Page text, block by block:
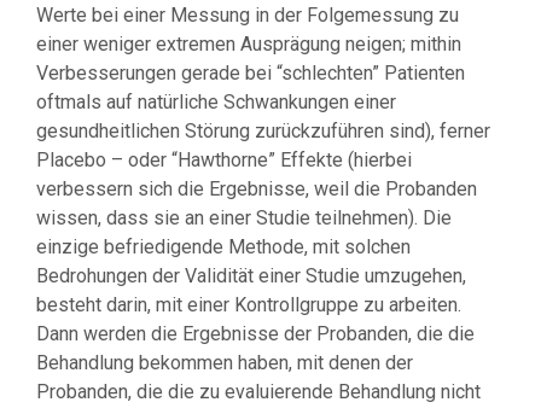
Werte bei einer Messung in der Folgemessung zu
einer weniger extremen Ausprägung neigen; mithin
Verbesserungen gerade bei “schlechten” Patienten
oftmals auf natürliche Schwankungen einer
gesundheitlichen Störung zurückzuführen sind), ferner
Placebo – oder “Hawthorne” Effekte (hierbei
verbessern sich die Ergebnisse, weil die Probanden
wissen, dass sie an einer Studie teilnehmen). Die
einzige befriedigende Methode, mit solchen
Bedrohungen der Validität einer Studie umzugehen,
besteht darin, mit einer Kontrollgruppe zu arbeiten.
Dann werden die Ergebnisse der Probanden, die die
Behandlung bekommen haben, mit denen der
Probanden, die die zu evaluierende Behandlung nicht